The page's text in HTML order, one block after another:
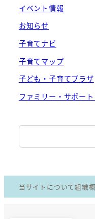
イベント情報
お知らせ
子育てナビ
子育てマップ
子ども・子育てプラザ
ファミリー・サポー
検
索
当サイトについて組織